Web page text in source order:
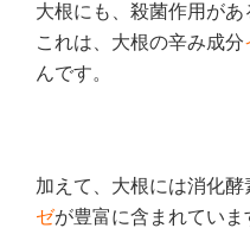
大根にも、殺菌作用が
これは、大根の辛み成分
んです。
加えて、 大根には消化酵
ゼが豊富に含まれていま